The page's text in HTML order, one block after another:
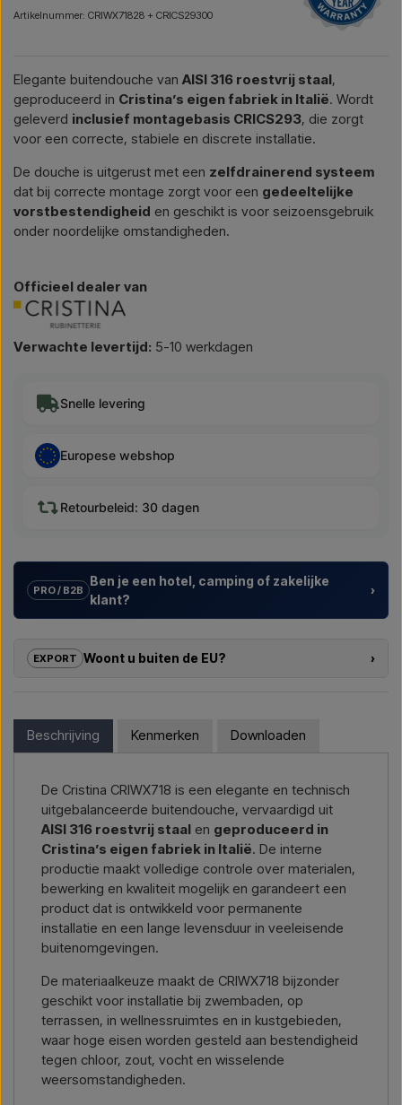
Artikelnummer: CRIWX71828 + CRICS29300
Elegante buitendouche van AISI 316 roestvrij staal,
geproduceerd in Cristina’s eigen fabriek in Italië. Wordt
geleverd inclusief montagebasis CRICS293, die zorgt
voor een correcte, stabiele en discrete installatie.
De douche is uitgerust met een zelfdrainerend systeem
dat bij correcte montage zorgt voor een gedeeltelijke
vorstbestendigheid en geschikt is voor seizoensgebruik
onder noordelijke omstandigheden.
Officieel dealer van
Verwachte levertijd: 5-10 werkdagen
Snelle levering
Europese webshop
Retourbeleid: 30 dagen
PRO / B2B
Ben je een hotel, camping of zakelijke
klant?
›
projectontwikkelaars met
buitendouches – van modelkeuze tot de juiste installatie.
levering, neem dan contact met ons op – we reageren snel.
Mail ons → Bel ons →
EXPORT Woont u buiten de EU?
›
direct in de webshop bestellen. In plaats daarvan kunt u
contact met ons opnemen en een prijs ontvangen inclusief
Geef eenvoudig aan in welk artikel u geïnteresseerd bent
(artikelnummer of link naar het artikel), en waar het
gefactureerd en geleverd moet worden, dan ontvangt u een
offerte.
Contact via mail → Bel ons →
Beschrijving Kenmerken Downloaden
De Cristina CRIWX718 is een elegante en technisch
uitgebalanceerde buitendouche, vervaardigd uit
AISI 316 roestvrij staal en geproduceerd in
Cristina’s eigen fabriek in Italië. De interne
productie maakt volledige controle over materialen,
bewerking en kwaliteit mogelijk en garandeert een
product dat is ontwikkeld voor permanente
installatie en een lange levensduur in veeleisende
buitenomgevingen.
De materiaalkeuze maakt de CRIWX718 bijzonder
geschikt voor installatie bij zwembaden, op
terrassen, in wellnessruimtes en in kustgebieden,
waar hoge eisen worden gesteld aan bestendigheid
tegen chloor, zout, vocht en wisselende
weersomstandigheden.